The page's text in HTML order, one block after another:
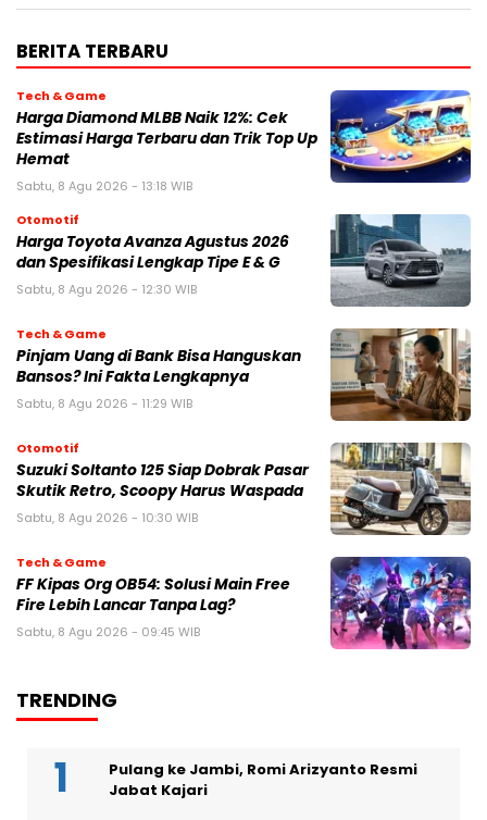
BERITA TERBARU
Tech & Game
Harga Diamond MLBB Naik 12%: Cek
Estimasi Harga Terbaru dan Trik Top Up
Hemat
Sabtu, 8 Agu 2026 - 13:18 WIB
Otomotif
Harga Toyota Avanza Agustus 2026
dan Spesifikasi Lengkap Tipe E & G
Sabtu, 8 Agu 2026 - 12:30 WIB
Tech & Game
Pinjam Uang di Bank Bisa Hanguskan
Bansos? Ini Fakta Lengkapnya
Sabtu, 8 Agu 2026 - 11:29 WIB
Otomotif
Suzuki Soltanto 125 Siap Dobrak Pasar
Skutik Retro, Scoopy Harus Waspada
Sabtu, 8 Agu 2026 - 10:30 WIB
Tech & Game
FF Kipas Org OB54: Solusi Main Free
Fire Lebih Lancar Tanpa Lag?
Sabtu, 8 Agu 2026 - 09:45 WIB
TRENDING
Pulang ke Jambi, Romi Arizyanto Resmi
Jabat Kajari